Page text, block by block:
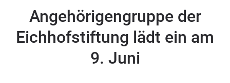
Romrod
Homberg
Ohm
Angehörigengruppe der
Eichhofstiftung lädt ein am
9. Juni